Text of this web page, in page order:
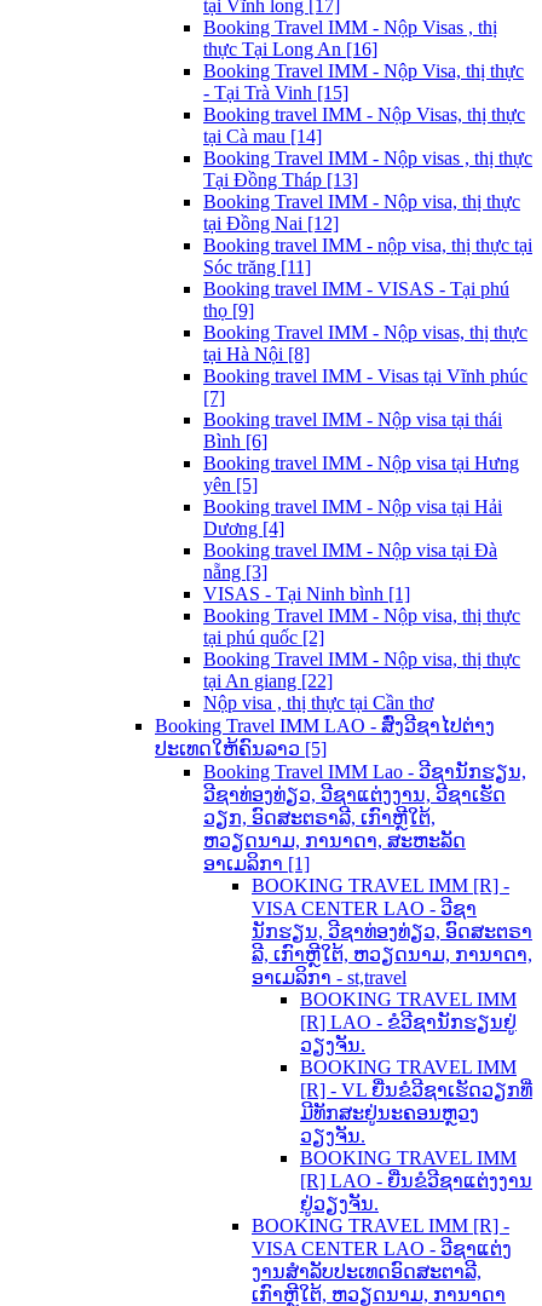
tại Vĩnh long [17]
Booking Travel IMM - Nộp Visas , thị
thực Tại Long An [16]
Booking Travel IMM - Nộp Visa, thị thực
- Tại Trà Vinh [15]
Booking travel IMM - Nộp Visas, thị thực
tại Cà mau [14]
Booking Travel IMM - Nộp visas , thị thực
Tại Đồng Tháp [13]
Booking Travel IMM - Nộp visa, thị thực
tại Đồng Nai [12]
Booking travel IMM - nộp visa, thị thực tại
Sóc trăng [11]
Booking travel IMM - VISAS - Tại phú
thọ [9]
Booking Travel IMM - Nộp visas, thị thực
tại Hà Nội [8]
Booking travel IMM - Visas tại Vĩnh phúc
[7]
Booking travel IMM - Nộp visa tại thái
Bình [6]
Booking travel IMM - Nộp visa tại Hưng
yên [5]
Booking travel IMM - Nộp visa tại Hải
Dương [4]
Booking travel IMM - Nộp visa tại Đà
nẵng [3]
VISAS - Tại Ninh bình [1]
Booking Travel IMM - Nộp visa, thị thực
tại phú quốc [2]
Booking Travel IMM - Nộp visa, thị thực
tại An giang [22]
Nộp visa , thị thực tại Cần thơ
Booking Travel IMM LAO - ສົ່ງວີຊາໄປຕ່າງ
ປະເທດໃຫ້ຄົນລາວ [5]
Booking Travel IMM Lao - ວີຊານັກຮຽນ,
ວີຊາທ່ອງທ່ຽວ, ວີຊາແຕ່ງງານ, ວີຊາເຮັດ
ວຽກ, ອົດສະຕຣາລີ, ເກົາຫຼີໃຕ້,
ຫວຽດນາມ, ການາດາ, ສະຫະລັດ
ອາເມລິກາ [1]
BOOKING TRAVEL IMM [R] -
VISA CENTER LAO - ວີຊາ
ນັກຮຽນ, ວີຊາທ່ອງທ່ຽວ, ອົດສະຕຣາ
ລີ, ເກົາຫຼີໃຕ້, ຫວຽດນາມ, ການາດາ,
ອາເມລິກາ - st,travel
BOOKING TRAVEL IMM
[R] LAO - ຂໍວີຊານັກຮຽນຢູ່
ວຽງຈັນ.
BOOKING TRAVEL IMM
[R] - VL ຍື່ນຂໍວີຊາເຮັດວຽກທີ່
ມີທັກສະຢູ່ນະຄອນຫຼວງ
ວຽງຈັນ.
BOOKING TRAVEL IMM
[R] LAO - ຍື່ນຂໍວີຊາແຕ່ງງານ
ຢູ່ວຽງຈັນ.
BOOKING TRAVEL IMM [R] -
VISA CENTER LAO - ວີຊາແຕ່ງ
ງານສຳລັບປະເທດອົດສະຕາລີ,
ເກົາຫຼີໃຕ້, ຫວຽດນາມ, ການາດາ